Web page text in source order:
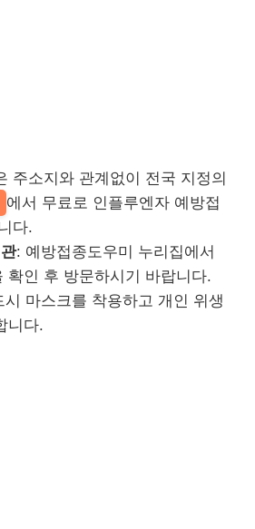
주소지와 관계없이 전국 지정의
에서 무료로 인플루엔자 예방접
다.
: 예방접종도우미 누리집에서
확인 후 방문하시기 바랍니다.
마스크를 착용하고 개인 위생
니다.